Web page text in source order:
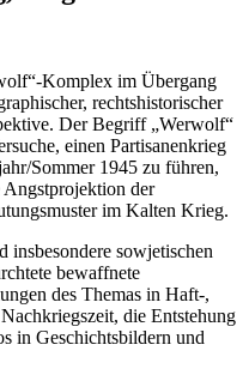
Komplex im Übergang
rechtshistorischer
Der Begriff „Werwolf“
einen Partisanenkrieg
Sommer 1945 zu führen,
der
im Kalten Krieg.
insbesondere sowjetischen
bewaffnete
des Themas in Haft-,
die Entstehung
in Geschichtsbildern und